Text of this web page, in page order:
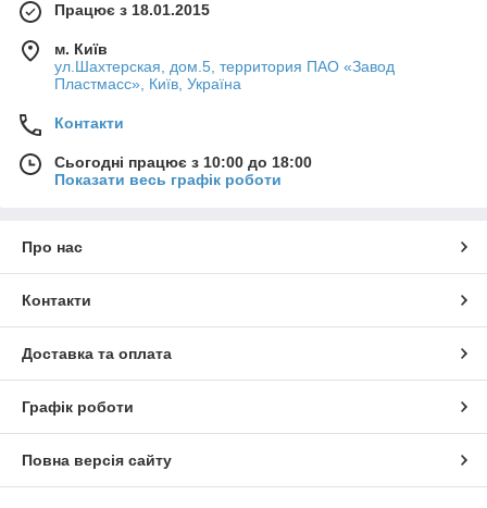
Працює з 18.01.2015
м. Київ
ул.Шахтерская, дом.5, территория ПАО «Завод
Пластмасс», Київ, Україна
Контакти
Сьогодні працює з 10:00 до 18:00
Показати весь графік роботи
Про нас
Контакти
Доставка та оплата
Графік роботи
Повна версія сайту